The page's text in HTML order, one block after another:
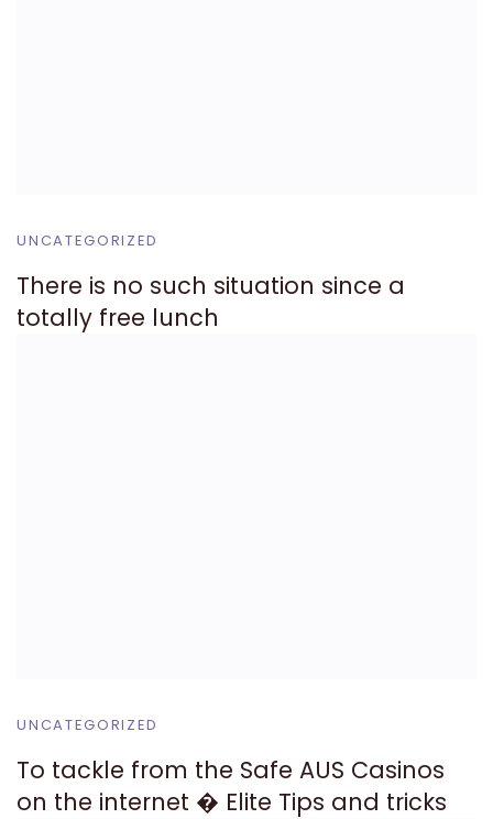
UNCATEGORIZED
There is no such situation since a
totally free lunch
UNCATEGORIZED
To tackle from the Safe AUS Casinos
on the internet � Elite Tips and tricks